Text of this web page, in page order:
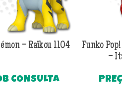
– Raikou 1104
CONSULTA
Funko
–